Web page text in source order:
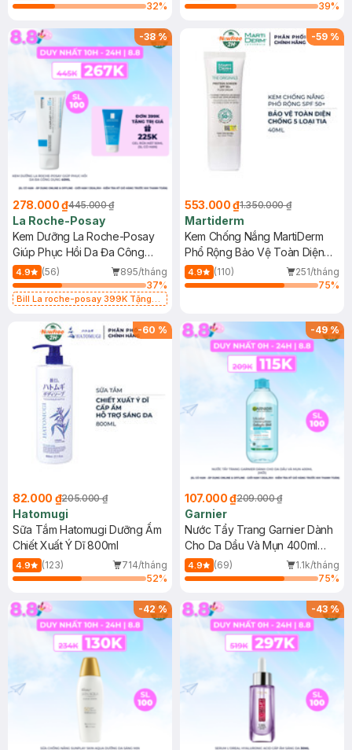
32%
39%
-38%
278.000 ₫445.000 ₫
La Roche-Posay
Kem Dưỡng La Roche-Posay
Giúp Phục Hồi Da Đa Công
Dụng 40ml
4.9 (56)
895/tháng
37%
Bill La roche-posay 399K Tặng
(SL có hạn)
-59 %
553.000 ₫1.350.000 ₫
Martiderm
Kem Chống Nắng MartiDerm
Phổ Rộng Bảo Vệ Toàn Diện
40ml
4.9 (110)
251/tháng
75%
-60 %
82.000 ₫205.000 ₫
Hatomugi
Sữa Tắm Hatomugi Dưỡng Ẩm
Chiết Xuất Ý Dĩ 800ml
4.9 (123)
714/tháng
52%
-49%
107.000 ₫209.000 ₫
Garnier
Nước Tẩy Trang Garnier Dành
Cho Da Dầu Và Mụn 400ml
(Mới)
4.9 (69)
1.1k/tháng
75%
-42% -43%